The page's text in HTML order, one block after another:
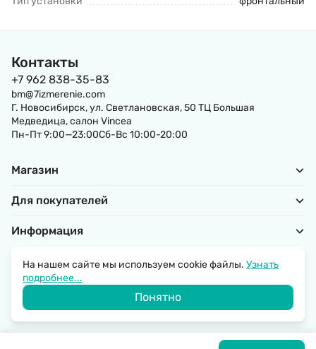
Контакты
+7 962 838-35-83
bm@7izmerenie.com
Г. Новосибирск, ул. Светлановская, 50 ТЦ Большая
Медведица, салон Vincea
Пн-Пт 9:00—23:00Сб-Вс 10:00-20:00
Магазин
Для покупателей
Информация
© 2026 SantechRussia.
Политика обработки персональных данных
На нашем сайте мы используем cookie файлы. Узнать
подробнее...
Понятно